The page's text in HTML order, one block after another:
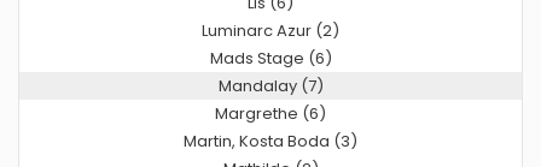
Luminarc Azur (2)
Mads Stage (6)
Mandalay (7)
Margrethe (6)
Martin, Kosta Boda (3)